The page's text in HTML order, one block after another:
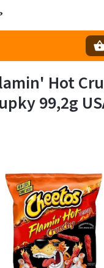
Hot
99,2g